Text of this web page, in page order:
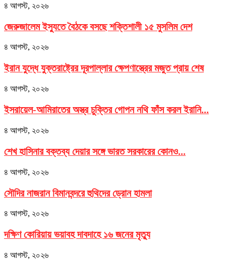
৪ আগস্ট, ২০২৬
জেরুজালেম ইস্যুতে বৈঠকে বসছে শক্তিশালী ১৫ মুসলিম দেশ
৪ আগস্ট, ২০২৬
ইরান যুদ্ধে যুক্তরাষ্ট্রের দূরপাল্লার ক্ষেপণাস্ত্রের মজুত প্রায় শেষ
৪ আগস্ট, ২০২৬
ইসরায়েল-আমিরাতের অস্ত্র চুক্তির গোপন নথি ফাঁস করল ইরানি...
৪ আগস্ট, ২০২৬
শেখ হাসিনার বক্তব্য দেয়ার সঙ্গে ভারত সরকারের কোনও...
৪ আগস্ট, ২০২৬
সৌদির নাজরান বিমানবন্দরে হুথিদের ড্রোন হামলা
৪ আগস্ট, ২০২৬
দক্ষিণ কোরিয়ায় ভয়াবহ দাবদাহে ১৬ জনের মৃত্যু
৪ আগস্ট, ২০২৬